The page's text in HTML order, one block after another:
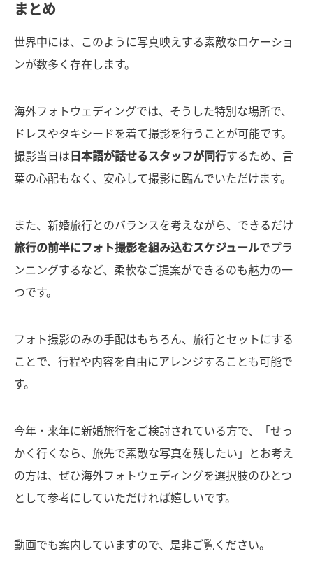
まとめ
世界中には、このように写真映えする素敵なロケーショ
ンが数多く存在します。
海外フォトウェディングでは、そうした特別な場所で、
ドレスやタキシードを着て撮影を行うことが可能です。
撮影当日は日本語が話せるスタッフが同行するため、言
葉の心配もなく、安心して撮影に臨んでいただけます。
また、新婚旅行とのバランスを考えながら、できるだけ
旅行の前半にフォト撮影を組み込むスケジュールでプラ
ンニングするなど、柔軟なご提案ができるのも魅力の一
つです。
フォト撮影のみの手配はもちろん、旅行とセットにする
ことで、行程や内容を自由にアレンジすることも可能で
す。
今年・来年に新婚旅行をご検討されている方で、「せっ
かく行くなら、旅先で素敵な写真を残したい」とお考え
の方は、ぜひ海外フォトウェディングを選択肢のひとつ
として参考にしていただければ嬉しいです。
動画でも案内していますので、是非ご覧ください。